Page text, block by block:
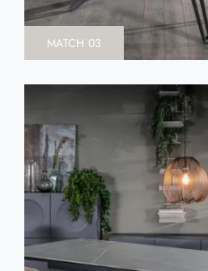
MATCH 03